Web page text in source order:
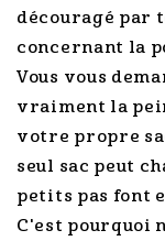
découragé par
concernant la
Vous vous
vraiment la
votre propre
seul sac peut
petits pas font
C'est pourquoi